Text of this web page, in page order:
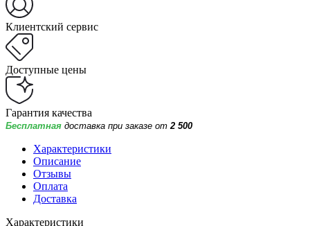
Клиентский сервис
Доступные цены
Гарантия качества
Бесплатная доставка при заказе от 2 500
Характеристики
Описание
Отзывы
Оплата
Доставка
Характеристики